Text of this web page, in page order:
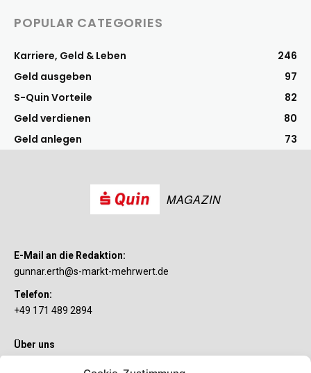
POPULAR CATEGORIES
Karriere, Geld & Leben
246
Geld ausgeben
97
S-Quin Vorteile
82
Geld verdienen
80
Geld anlegen
73
MAGAZIN
E-Mail an die Redaktion:
gunnar.erth@s-markt-mehrwert.de
Telefon:
+49 171 489 2894
Über uns